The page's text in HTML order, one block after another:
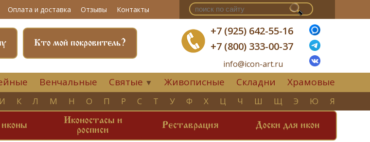
Оплата и доставка Отзывы Контакты
+7 (925) 642-55-16
+7 (800) 333-00-37
info@icon-art.ru
Кто мой покровитель?
Венчальные Святые ▼ Живописные Складни Храмовые
И К Л М Н О П Р С Т У Ф Х Ц Ч Ш Щ Э Ю Я
Иконостасы и
росписи
Реставрация Доски для икон